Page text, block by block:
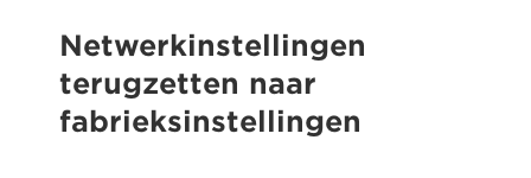
Netwerkinstellingen
terugzetten naar
fabrieksinstellingen